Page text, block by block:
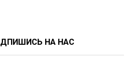
НА НАС